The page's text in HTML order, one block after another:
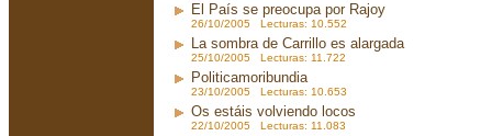
El País se preocupa por Rajoy
26/10/2005 Lecturas: 10.552
La sombra de Carrillo es alargada
25/10/2005 Lecturas: 11.722
Politicamoribundia
23/10/2005 Lecturas: 10.653
Os estáis volviendo locos
22/10/2005 Lecturas: 11.083